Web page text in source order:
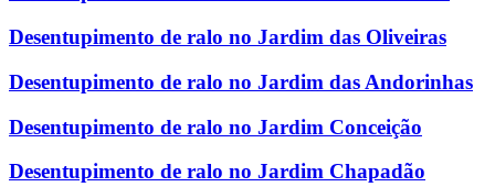
Desentupimento de ralo no Jardim das Oliveiras
Desentupimento de ralo no Jardim das Andorinhas
Desentupimento de ralo no Jardim Conceição
Desentupimento de ralo no Jardim Chapadão